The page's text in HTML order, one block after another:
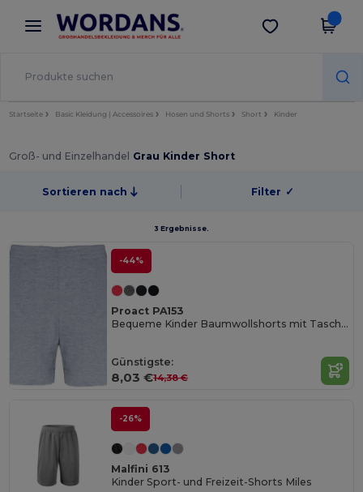
× Wordans App
Bessere Preise in der App!
App holen
Startseite Basic Kleidung | Accessoires Hosen und Shorts Short Kinder
Groß- und Einzelhandel Grau Kinder Short
Sortieren nach Filter ✓
3 Ergebnisse.
-44%
Proact PA153
Bequeme Kinder Baumwollshorts mit Taschen
Günstigste:
8,03 €14,38 €
-26%
Malfini 613
Kinder Sport- und Freizeit-Shorts Miles